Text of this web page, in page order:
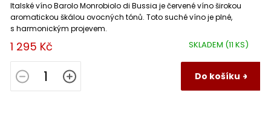
SKLADEM (11 KS)
1 295 Kč
Do košíku
Italské víno Barolo Monrobiolo di Bussia je červené víno širokou
aromatickou škálou ovocných tónů. Toto suché víno je plné,
s harmonickým projevem.